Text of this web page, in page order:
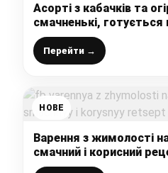
Асорті з кабачків та
смачненькі, готується
зберігається добре
Перейти →
НОВЕ
Варення з жимолості
смачний і корисний